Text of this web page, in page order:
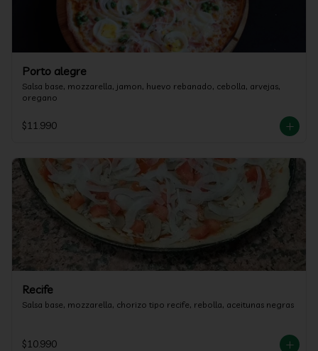
Porto alegre
Salsa base, mozzarella, jamon, huevo rebanado, cebolla, arvejas,
oregano
$11.990
Recife
Salsa base, mozzarella, chorizo tipo recife, rebolla, aceitunas negras
$10.990